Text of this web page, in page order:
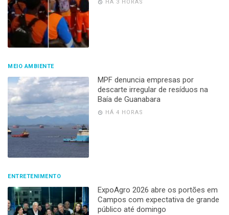
HÁ 3 HORAS
MEIO AMBIENTE
MPF denuncia empresas por
descarte irregular de resíduos na
Baía de Guanabara
HÁ 4 HORAS
ENTRETENIMENTO
ExpoAgro 2026 abre os portões em
Campos com expectativa de grande
público até domingo